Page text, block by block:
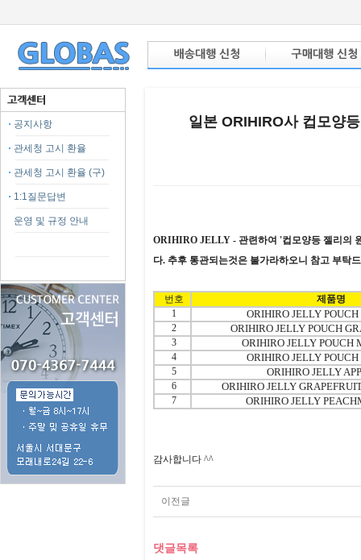
공지사항
관세청 고시 환율
관세청 고시 환율 (구)
1:1질문답변
운영 및 규정 안내
일본 ORIHIRO사 컵모양
ORIHIRO JELLY - 관련하여 '컵모양등 젤리의
다. 추후 통관되는것은 불가라하오니 참고 부탁
번호
제품명
1
ORIHIRO JELLY POUCH
2 ORIHIRO JELLY POUCH
3 ORIHIRO JELLY POUCH
4 ORIHIRO JELLY POUCH
5 ORIHIRO JELLY
6 ORIHIRO JELLY
7 ORIHIRO JELLY
감사합니다 ^^
이전글
댓글목록